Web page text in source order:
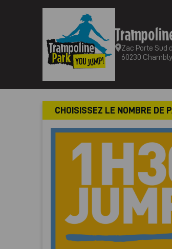
Zac Porte Sud
60230 Chambly
CHOISISSEZ LE NOMBRE DE